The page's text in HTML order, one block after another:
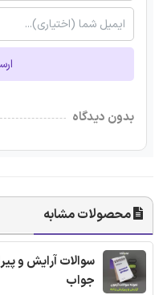
بدون دیدگاه
محصولات مشابه
سوالات آرایش و
جواب